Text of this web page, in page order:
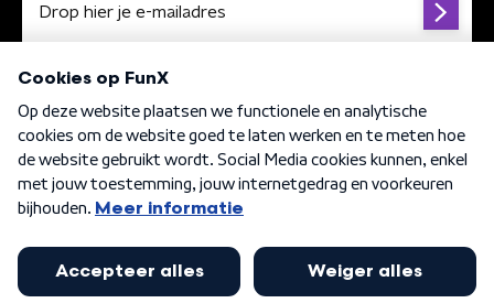
Algemene voorwaarden Privacybeleid